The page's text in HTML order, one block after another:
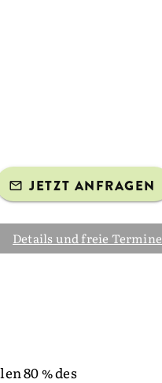
JETZT ANFRAGEN
Details und freie Termine
80 % des